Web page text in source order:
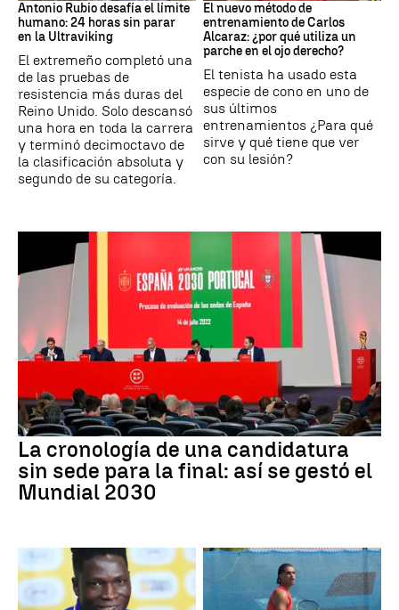
Antonio Rubio desafía el límite
humano: 24 horas sin parar
en la Ultraviking
El extremeño completó una
de las pruebas de
resistencia más duras del
Reino Unido. Solo descansó
una hora en toda la carrera
y terminó decimoctavo de
la clasificación absoluta y
segundo de su categoría.
El nuevo método de
entrenamiento de Carlos
Alcaraz: ¿por qué utiliza un
parche en el ojo derecho?
El tenista ha usado esta
especie de cono en uno de
sus últimos
entrenamientos ¿Para qué
sirve y qué tiene que ver
con su lesión?
La cronología de una candidatura
sin sede para la final: así se gestó el
Mundial 2030